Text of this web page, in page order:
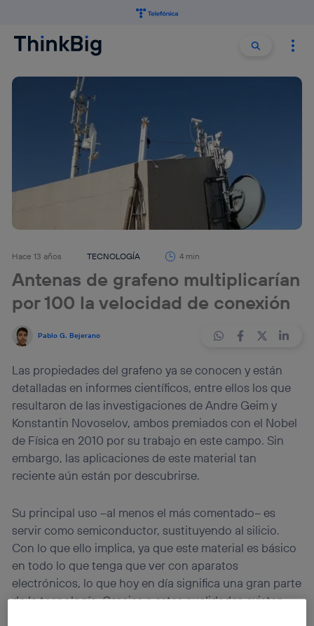
Buscar
Hace 13 años TECNOLOGÍA 4 min
Antenas de grafeno multiplicarían
por 100 la velocidad de conexión
Pablo G. Bejerano
Las propiedades del grafeno ya se conocen y están
detalladas en informes científicos, entre ellos los que
resultaron de las investigaciones de Andre Geim y
Konstantin Novoselov, ambos premiados con el Nobel
de Física en 2010 por su trabajo en este campo. Sin
embargo, las aplicaciones de este material tan
reciente aún están por descubrirse.
Su principal uso –al menos el más comentado– es
servir como semiconductor, sustituyendo al silicio.
Con lo que ello implica, ya que este material es básico
en todo lo que tenga que ver con aparatos
electrónicos, lo que hoy en día significa una gran parte
de la tecnología. Gracias a estas cualidades existen